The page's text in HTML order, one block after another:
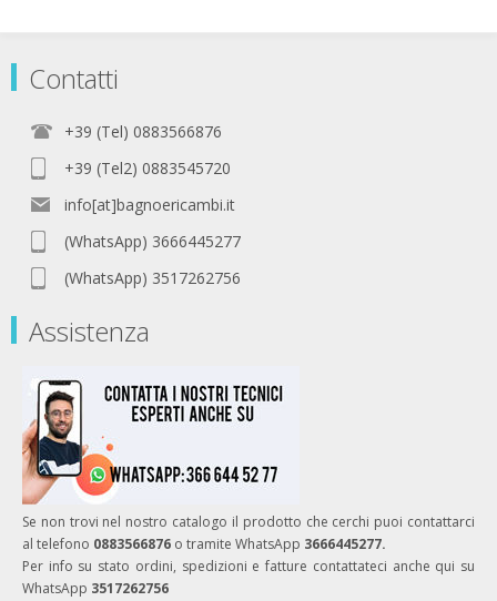
Contatti
+39 (Tel) 0883566876
+39 (Tel2) 0883545720
info[at]bagnoericambi.it
(WhatsApp) 3666445277
(WhatsApp) 3517262756
Assistenza
Se non trovi nel nostro catalogo il prodotto che cerchi puoi contattarci
al telefono 0883566876 o tramite WhatsApp 3666445277.
Per info su stato ordini, spedizioni e fatture contattateci anche qui su
WhatsApp 3517262756